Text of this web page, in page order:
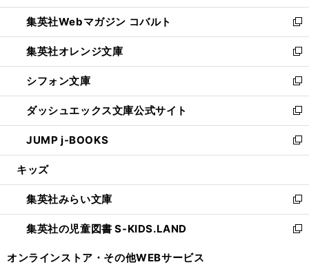
開
く
ウ
で
開
く
ン
ド
ウ
で
開
く
ウ
ィ
ン
ド
ウ
で
開
く
集英社Webマガジン コバルト
新
し
い
ウ
ィ
ン
ド
ウ
で
開
集英社オレンジ文庫
新
し
い
ウ
ィ
ン
ド
ウ
開
く
シフォン文庫
新
し
い
ウ
ィ
ン
ウ
で
開
く
ダッシュエックス文庫公式サイト
新
し
い
ウ
ン
ド
ウ
で
JUMP j-BOOKS
新
し
ウ
ィ
ン
ド
キッズ
集英社みらい文庫
新
し
い
集英社の児童図書 S-KIDS.LAND
新
オンラインストア・ その他WEBサービス